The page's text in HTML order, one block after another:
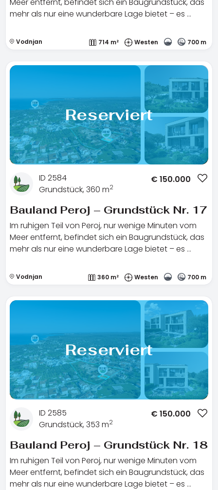
mehr als nur eine wunderbare Lage bietet – es …
Vodnjan 714 m² Westen 700 m
Reserviert
ID 2584
Grundstück, 360 m2
€ 150.000
Bauland Peroj – Grundstück Nr. 17
Im ruhigen Teil von Peroj, nur wenige Minuten vom
Meer entfernt, befindet sich ein Baugrundstück, das
mehr als nur eine wunderbare Lage bietet – es …
Vodnjan 360 m² Westen 700 m
Reserviert
ID 2585
Grundstück, 353 m2
€ 150.000
Bauland Peroj – Grundstück Nr. 18
Im ruhigen Teil von Peroj, nur wenige Minuten vom
Meer entfernt, befindet sich ein Baugrundstück, das
mehr als nur eine wunderbare Lage bietet – es …